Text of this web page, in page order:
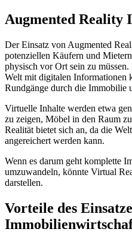
Augmented Reality
Der Einsatz von Augmented
potenziellen Käufern und
physisch vor Ort sein zu
Welt mit digitalen Informationen
Rundgänge durch die Immobilie
Virtuelle Inhalte werden etwa
zu zeigen, Möbel in den Raum
Realität bietet sich an, da die
angereichert werden kann.
Wenn es darum geht komplette
umzuwandeln, könnte Virtual
darstellen.
Vorteile des